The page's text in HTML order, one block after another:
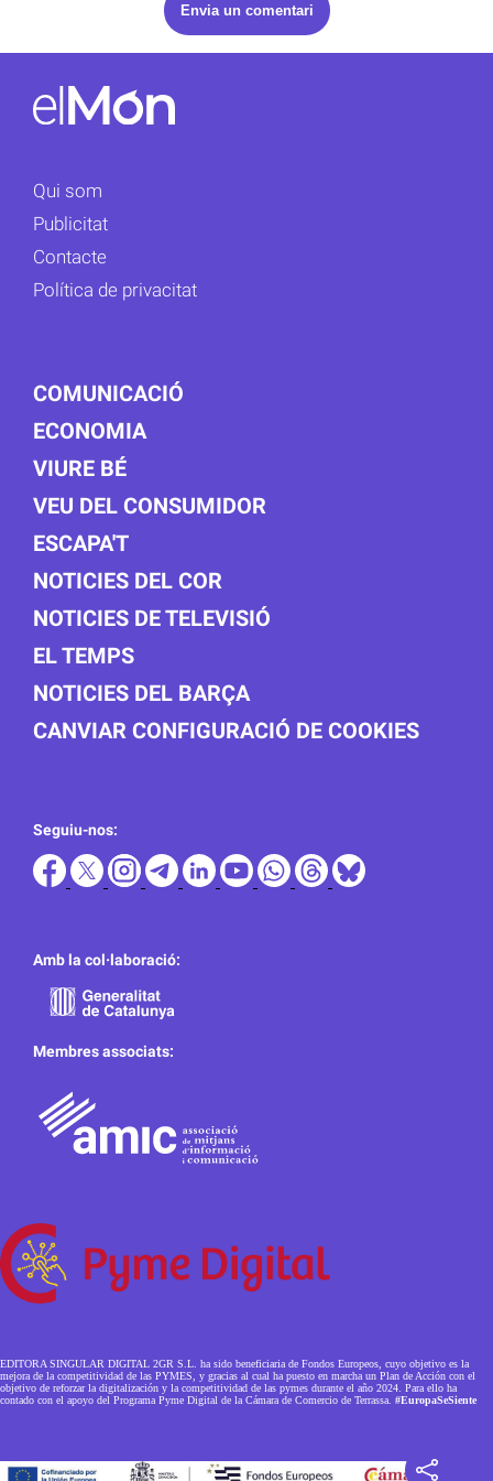
Qui som
Publicitat
Contacte
Política de privacitat
COMUNICACIÓ
ECONOMIA
VIURE BÉ
VEU DEL CONSUMIDOR
ESCAPA'T
NOTICIES DEL COR
NOTICIES DE TELEVISIÓ
EL TEMPS
NOTICIES DEL BARÇA
CANVIAR CONFIGURACIÓ DE COOKIES
Seguiu-nos:
Amb la col·laboració:
Membres associats:
EDITORA SINGULAR DIGITAL 2GR S.L. ha sido beneficiaria de Fondos Europeos, cuyo objetivo es la
mejora de la competitividad de las PYMES, y gracias al cual ha puesto en marcha un Plan de Acción con el
objetivo de reforzar la digitalización y la competitividad de las pymes durante el año 2024. Para ello ha
contado con el apoyo del Programa Pyme Digital de la Cámara de Comercio de Terrassa. #EuropaSeSiente